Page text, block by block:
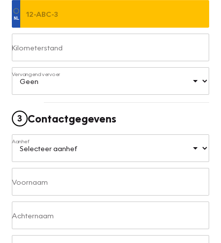
Kilometerstand
Vervangend vervoer
3 Contactgegevens
Aanhef
Voornaam
Achternaam